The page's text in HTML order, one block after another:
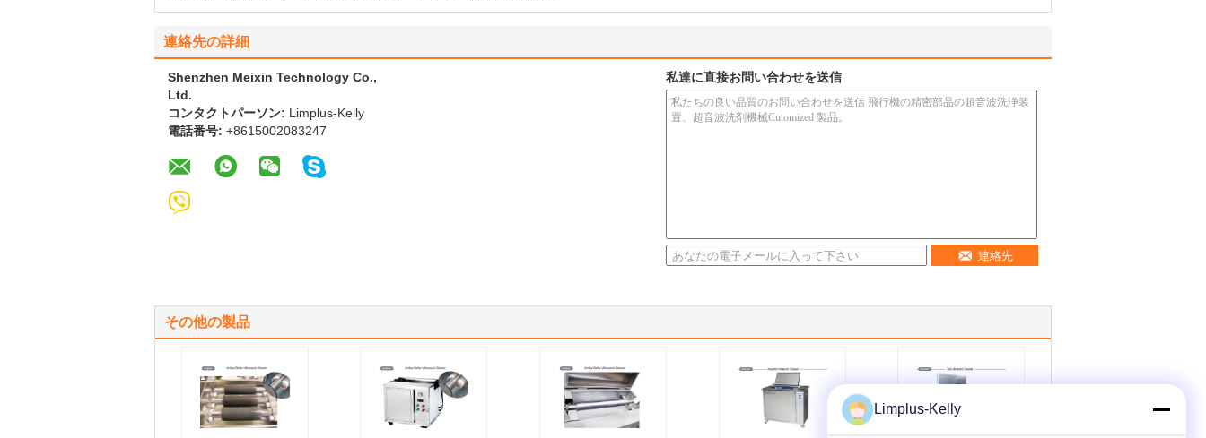
連絡先の詳細
Shenzhen Meixin Technology Co.,
Ltd.
コンタクトパーソン: Limplus-Kelly
電話番号: +8615002083247
私達に直接お問い合わせを送信
連絡先
その他の製品
Limplus-Kelly